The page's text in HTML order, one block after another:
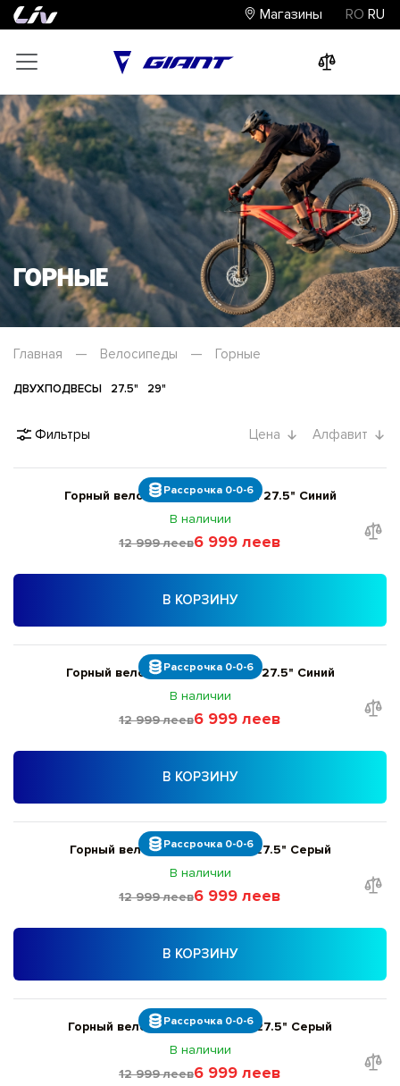
Магазины RO RU
Горные
Главная — Велосипеды — Горные
ДВУХПОДВЕСЫ 27.5" 29"
Фильтры Цена Алфавит
Рассрочка 0-0-6
Горный велосипед Giant ATX M 27.5" Синий
В наличии
12 999 леев6 999 леев
В КОРЗИНУ
Рассрочка 0-0-6
Горный велосипед Giant ATX L 27.5" Синий
В наличии
12 999 леев6 999 леев
В КОРЗИНУ
Рассрочка 0-0-6
Горный велосипед Liv Bliss S 27.5" Серый
В наличии
12 999 леев6 999 леев
В КОРЗИНУ
Рассрочка 0-0-6
Горный велосипед Liv Bliss M 27.5" Серый
В наличии
12 999 леев6 999 леев